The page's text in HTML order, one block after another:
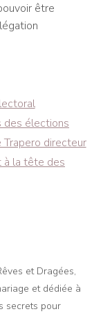
être
des élections
directeur
à la tête des
et Dragées,
et dédiée à
secrets pour